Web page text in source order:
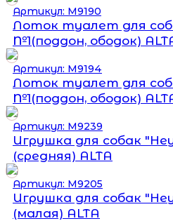
Артикул: М9190
Лоток туалет для
№1(поддон, ободок)
Артикул: М9194
Лоток туалет для
№1(поддон, ободок)
Артикул: М9239
Игрушка для собак
(средняя) ALTA
Артикул: М9205
Игрушка для собак
(малая) ALTA